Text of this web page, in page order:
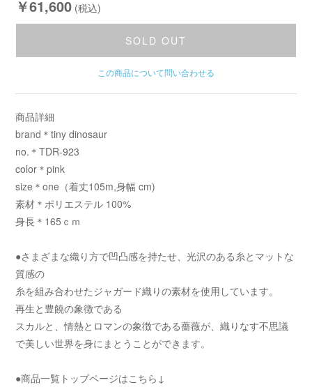
￥61,600 (税込)
SOLD OUT
この商品について問い合わせる
商品詳細
brand＊tiny dinosaur
no.＊TDR-923
color＊pink
size＊one（着丈105m,身幅 cm)
素材＊ポリエステル 100%
身長＊165ｃｍ
●さまざまな織り方で凹凸感を持たせ、光沢のある糸とマットな
質感の
糸を組み合わせたジャガード織りの素材を使用しています。
再生と豊饒の象徴である
スカルと、情熱とロマンの象徴である薔薇が、織りなす不思議
で美しい世界を身にまとうことができます。
●商品一覧トップページはこちら↓